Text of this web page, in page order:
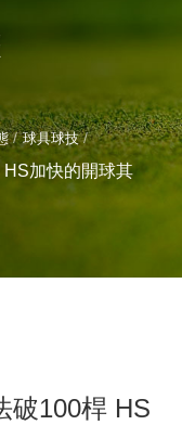
球具球技
加快的開球其
破100桿 HS